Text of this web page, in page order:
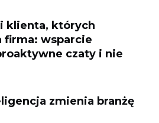
klienta, których
firma: wsparcie
czaty i nie
zmienia branżę